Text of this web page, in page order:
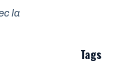
la
Tags